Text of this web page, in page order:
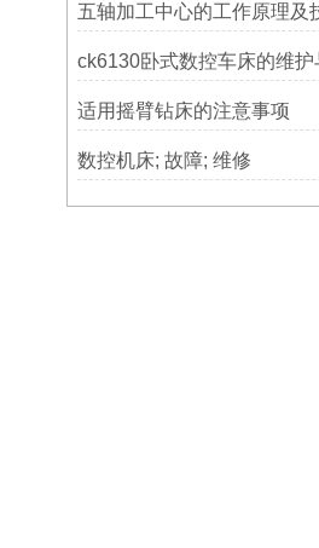
适用摇臂钻床的注意事项
数控机床; 故障; 维修